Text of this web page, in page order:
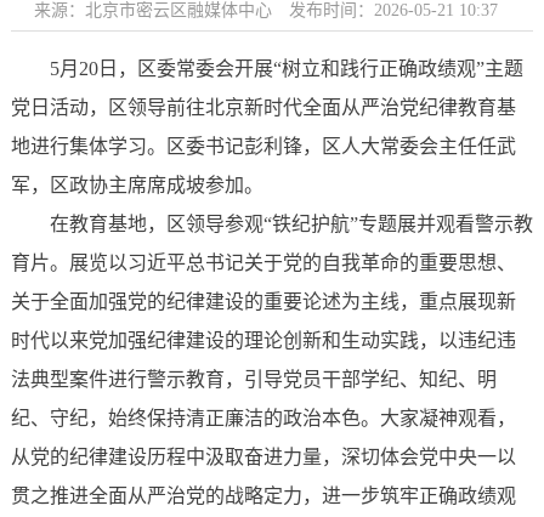
来源：北京市密云区融媒体中心 发布时间：2026-05-21 10:37
5月20日，区委常委会开展“树立和践行正确政绩观”主题
党日活动，区领导前往北京新时代全面从严治党纪律教育基
地进行集体学习。区委书记彭利锋，区人大常委会主任任武
军，区政协主席席成坡参加。
在教育基地，区领导参观“铁纪护航”专题展并观看警示教
育片。展览以习近平总书记关于党的自我革命的重要思想、
关于全面加强党的纪律建设的重要论述为主线，重点展现新
时代以来党加强纪律建设的理论创新和生动实践，以违纪违
法典型案件进行警示教育，引导党员干部学纪、知纪、明
纪、守纪，始终保持清正廉洁的政治本色。大家凝神观看，
从党的纪律建设历程中汲取奋进力量，深切体会党中央一以
贯之推进全面从严治党的战略定力，进一步筑牢正确政绩观